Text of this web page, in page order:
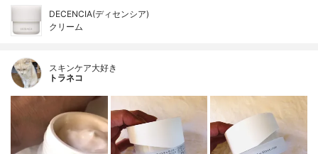
DECENCIA(ディセンシア)
クリーム
スキンケア大好き
トラネコ